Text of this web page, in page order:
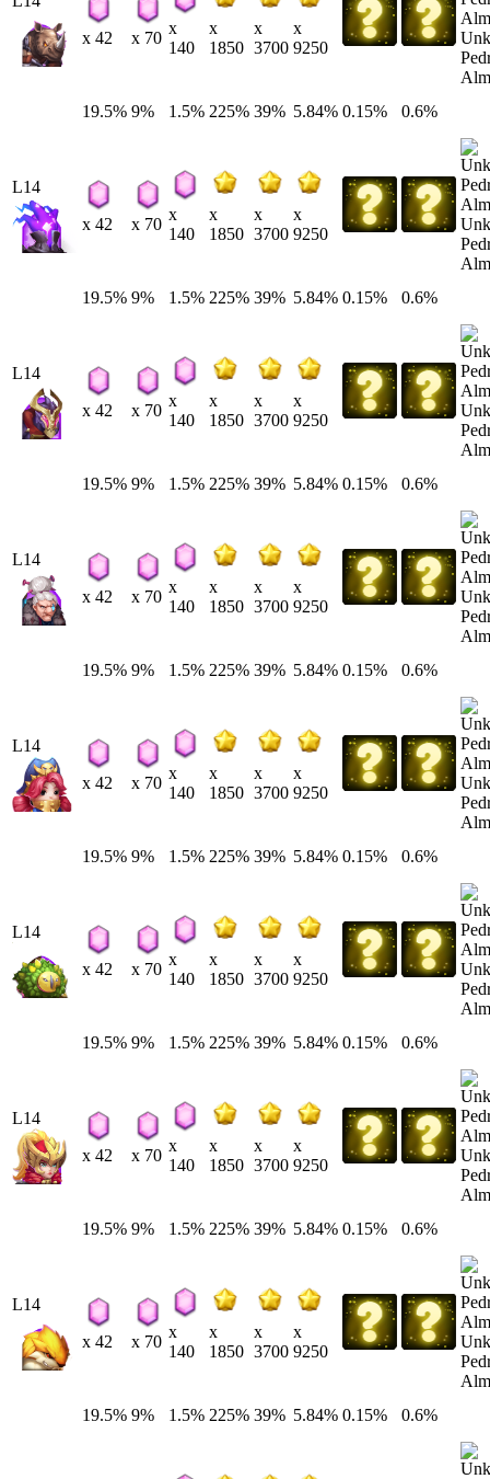
x 42 x 70
x
140
x
1850
x
3700
x
9250
19.5% 9% 1.5% 225% 39% 5.84% 0.15% 0.6%
L14
x 42 x 70
x
140
x
1850
x
3700
x
9250
19.5% 9% 1.5% 225% 39% 5.84% 0.15% 0.6%
L14
x 42 x 70
x
140
x
1850
x
3700
x
9250
19.5% 9% 1.5% 225% 39% 5.84% 0.15% 0.6%
L14
x 42 x 70
x
140
x
1850
x
3700
x
9250
19.5% 9% 1.5% 225% 39% 5.84% 0.15% 0.6%
L14
x 42 x 70
x
140
x
1850
x
3700
x
9250
19.5% 9% 1.5% 225% 39% 5.84% 0.15% 0.6%
L14
x 42 x 70
x
140
x
1850
x
3700
x
9250
19.5% 9% 1.5% 225% 39% 5.84% 0.15% 0.6%
L14
x 42 x 70
x
140
x
1850
x
3700
x
9250
19.5% 9% 1.5% 225% 39% 5.84% 0.15% 0.6%
L14
x 42 x 70
x
140
x
1850
x
3700
x
9250
19.5% 9% 1.5% 225% 39% 5.84% 0.15% 0.6%